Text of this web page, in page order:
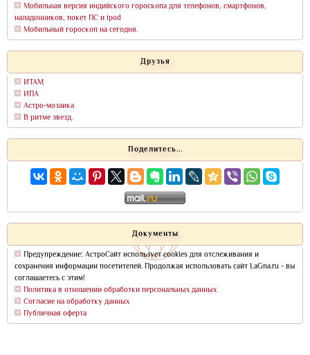
Мобильная версия индийского гороскопа для телефонов, смартфонов,
наладонников, покет ПС и ipod
Мобильный гороскоп на сегодня.
Друзья
ИТАМ
ИПА
Астро-мозаика
В ритме звезд.
Поделитесь...
Документы
Предупреждение: АстроСайт использует cookies для отслеживания и
сохранения информации посетителей. Продолжая использовать сайт LaGna.ru - вы
соглашаетесь с этим!
Политика в отношении обработки персональных данных
Согласие на обработку данных
Публичная оферта